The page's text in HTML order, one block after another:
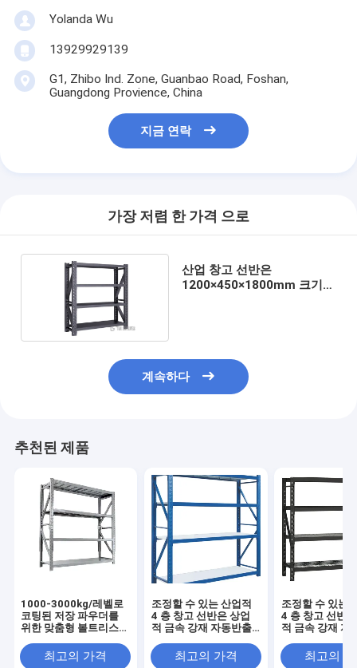
Yolanda Wu
13929929139
G1, Zhibo Ind. Zone, Guanbao Road, Foshan,
Guangdong Provience, China
지금 연락
가장 저렴 한 가격 으로
산업 창고 선반은
1200×450×1800mm 크기를
계속하다
추천된 제품
1000-3000kg/레벨로
코팅된 저장 파우더를
위한 맞춤형 볼트리스
최고의 가격
조정할 수 있는 산업적
4 층 창고 선반은 상업
적 금속 강재 자동반출
최고의 가격
조정할 수 있는
4 층 창고 선반
적 금속 강재 자
최고의